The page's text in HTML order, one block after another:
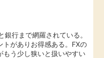
銀行まで網羅されている。
トがありお得感ある。FXの
もう少し狭いと扱いやすい